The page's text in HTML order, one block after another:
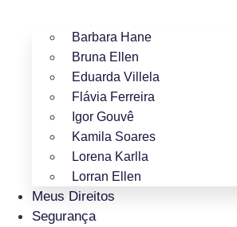
Barbara Hane
Bruna Ellen
Eduarda Villela
Flávia Ferreira
Igor Gouvê
Kamila Soares
Lorena Karlla
Lorran Ellen
Meus Direitos
Segurança